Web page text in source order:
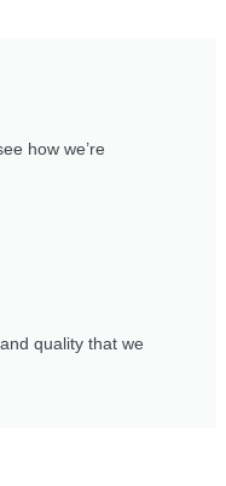
how we’re
quality that we